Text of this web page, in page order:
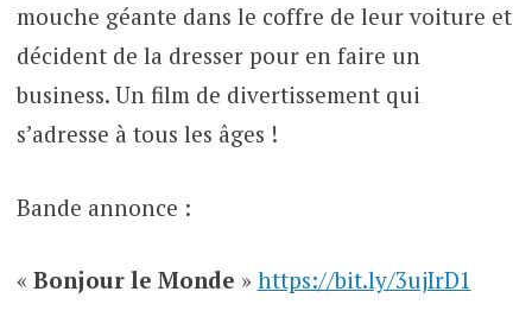
mouche géante dans le coffre de leur voiture et
décident de la dresser pour en faire un
business. Un film de divertissement qui
s’adresse à tous les âges !
Bande annonce :
« Bonjour le Monde » https://bit.ly/3ujIrD1